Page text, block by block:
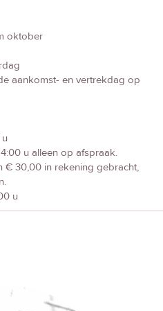
oktober
aankomst- en vertrekdag op
u alleen op afspraak.
€ 30,00 in rekening gebracht,
u